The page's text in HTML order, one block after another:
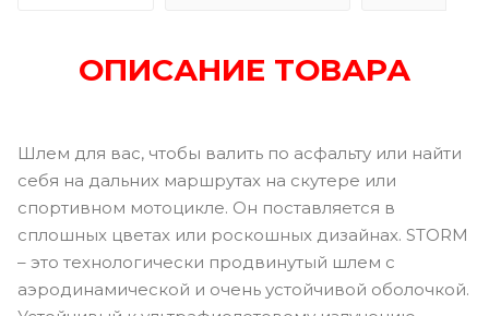
ОПИСАНИЕ ТОВАРА
Шлем для вас, чтобы валить по асфальту или найти
себя на дальних маршрутах на скутере или
спортивном мотоцикле. Он поставляется в
сплошных цветах или роскошных дизайнах. STORM
– это технологически продвинутый шлем с
аэродинамической и очень устойчивой оболочкой.